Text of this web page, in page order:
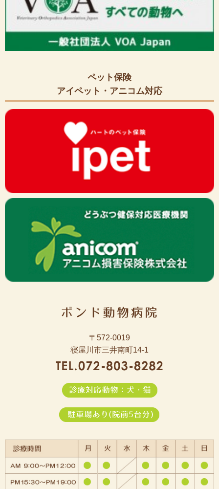
ペット保険
アイペット・アニコム対応
〒572-0019
寝屋川市三井南町14-1